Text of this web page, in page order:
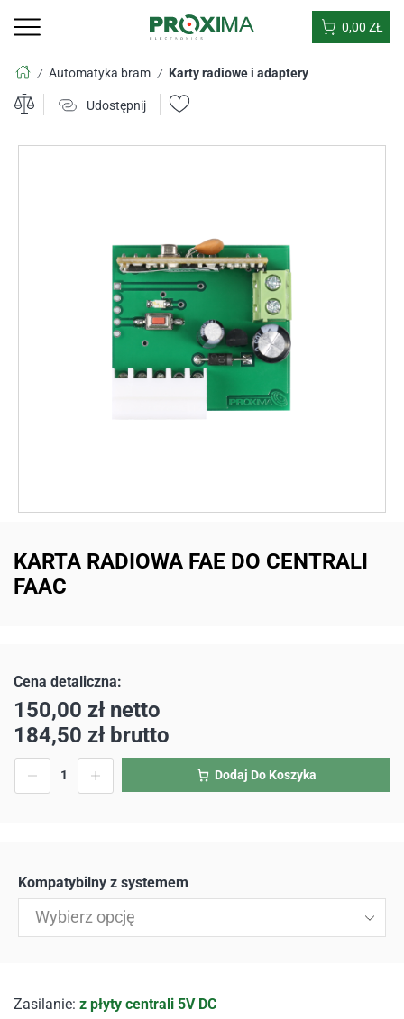
0,00 ZŁ
/ Automatyka bram / Karty radiowe i adaptery
Udostępnij
KARTA RADIOWA FAE DO CENTRALI
FAAC
Zasilanie: z płyty centrali 5V DC
150,00 zł netto
184,50 zł brutto
Dodaj Do Koszyka
Kompatybilny z systemem
Wybierz opcję